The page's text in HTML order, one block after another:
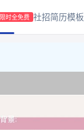
限时全免费 社招简历模板